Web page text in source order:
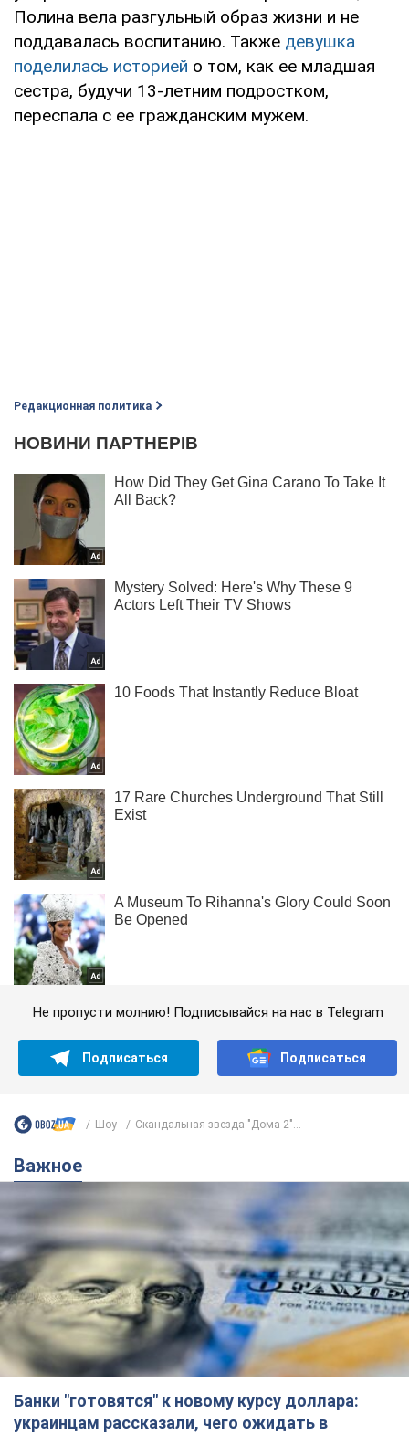
Полина вела разгульный образ жизни и не
поддавалась воспитанию. Также девушка
поделилась историей о том, как ее младшая
сестра, будучи 13-летним подростком,
переспала с ее гражданским мужем.
Редакционная политика
Не пропусти молнию! Подписывайся на нас в Telegram
Подписаться Подписаться
Шоу Скандальная звезда "Дома-2"...
Важное
Банки "готовятся" к новому курсу доллара:
украинцам рассказали, чего ожидать в